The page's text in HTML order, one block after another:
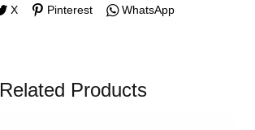
X Pinterest WhatsApp
Related Products